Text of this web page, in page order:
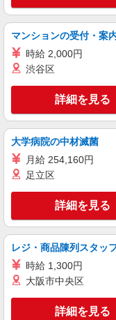
株式会社グロップ 綾部
セ
社祝金
び深
※交
与の希
＊月
囲：
キープ
派遣社員
株式会社グロップ 綾部
安全
完備
社祝金
び
※交
時
＋残
キープ
マンションの受付・案
時給 2,000円
渋谷区
詳細を見る
大学病院の中材滅菌
月給 254,160円
足立区
詳細を見る
レジ・商品陳列スタッ
時給 1,300円
大阪市中央区
詳細を見る